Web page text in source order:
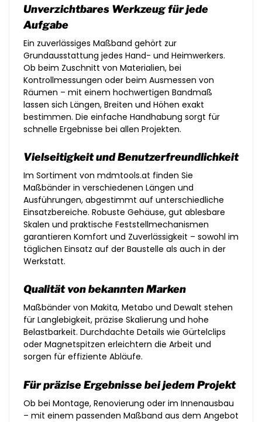
Unverzichtbares Werkzeug für jede
Aufgabe
Ein zuverlässiges Maßband gehört zur
Grundausstattung jedes Hand- und Heimwerkers.
Ob beim Zuschnitt von Materialien, bei
Kontrollmessungen oder beim Ausmessen von
Räumen – mit einem hochwertigen Bandmaß
lassen sich Längen, Breiten und Höhen exakt
bestimmen. Die einfache Handhabung sorgt für
schnelle Ergebnisse bei allen Projekten.
Vielseitigkeit und Benutzerfreundlichkeit
Im Sortiment von mdmtools.at finden Sie
Maßbänder in verschiedenen Längen und
Ausführungen, abgestimmt auf unterschiedliche
Einsatzbereiche. Robuste Gehäuse, gut ablesbare
Skalen und praktische Feststellmechanismen
garantieren Komfort und Zuverlässigkeit – sowohl im
täglichen Einsatz auf der Baustelle als auch in der
Werkstatt.
Qualität von bekannten Marken
Maßbänder von Makita, Metabo und Dewalt stehen
für Langlebigkeit, präzise Skalierung und hohe
Belastbarkeit. Durchdachte Details wie Gürtelclips
oder Magnetspitzen erleichtern die Arbeit und
sorgen für effiziente Abläufe.
Für präzise Ergebnisse bei jedem Projekt
Ob bei Montage, Renovierung oder im Innenausbau
– mit einem passenden Maßband aus dem Angebot